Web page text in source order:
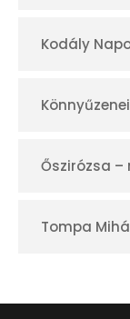
Kodály
Őszirózsa
Tompa